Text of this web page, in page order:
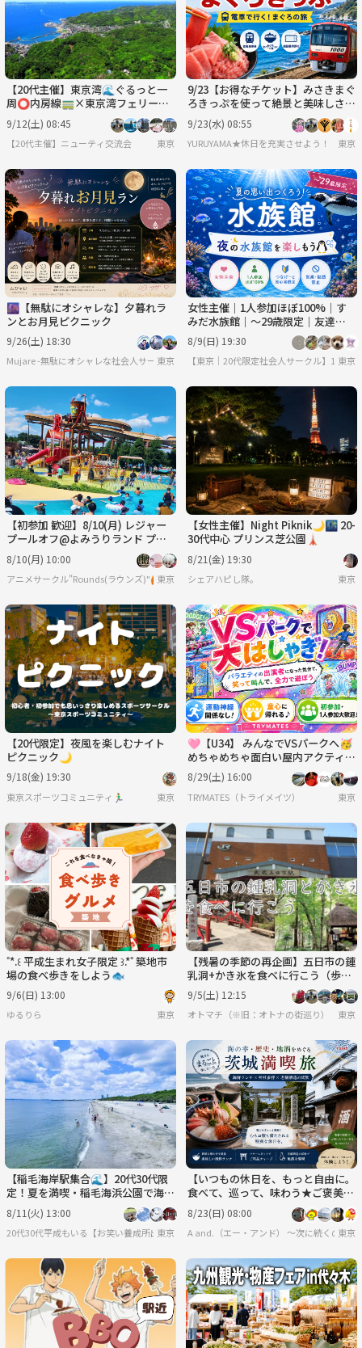
【20代主催】東京湾🌊ぐるっと一
周⭕️内房線🚃×東京湾フェリー🛳️
で海も山も満喫旅😆
9/12(土) 08:45
【20代主催】ニューティ交流会 東京
9/23【お得なチケット】みさきまぐ
ろきっぷを使って絶景と美味しさを
満喫する日帰りの旅
9/23(水) 08:55
YURUYAMA★休日を充実させよう！（グル
東京
🌆【無駄にオシャレな】夕暮れラ
ンとお月見ピクニック
9/26(土) 18:30
Mujare -無駄にオシャレな社会人サークル-
東京
女性主催｜1人参加ほぼ100%｜す
みだ水族館｜〜29歳限定｜友達作
り
8/9(日) 19:30
【東京｜20代限定社会人サークル】1人参
東京
【初参加 歓迎】8/10(月) レジャー
プールオフ@よみうりランド プー
ルWAI ☀️
8/10(月) 10:00
アニメサークル"Rounds(ラウンズ)"🙆東京
【女性主催】Night Piknik🌙🌃 20-
30代中心 プリンス芝公園🗼
8/21(金) 19:30
シェアハピし隊。 東京
【20代限定】夜風を楽しむナイト
ピクニック🌙
9/18(金) 19:30
東京スポーツコミュニティ🏃‍♂️ 東京
🩷【U34】 みんなでVSパークへ🥳
めちゃめちゃ面白い屋内アクティビ
ティ施設に行ってみませんか？🌟
8/29(土) 16:00
TRYMATES（トライメイツ） 東京
˚*.꒰ 平成生まれ女子限定 ꒱.*˚ 築地市
場の食べ歩きをしよう🐟
9/6(日) 13:00
ゆるりら 東京
【残暑の季節の再企画】五日市の鍾
乳洞+かき氷を食べに行こう（歩く
行程もあります）
9/5(土) 12:15
オトマチ（※旧：オトナの街巡り）【年
東京
【稲毛海岸駅集合🌊】20代30代限
定！夏を満喫・稲毛海浜公園で海水
浴ピクニック✨
8/11(火) 13:00
20代30代平成もいる【お笑い養成所出身】参加しやすさ重視&しゃべりたい😊⭐️行き
東京
【いつもの休日を、もっと自由に。
食べて、巡って、味わう★ご褒美ド
ライブツアー🚘️】
8/23(日) 08:00
A and.（エー・アンド） 〜次に続くのは、
東京